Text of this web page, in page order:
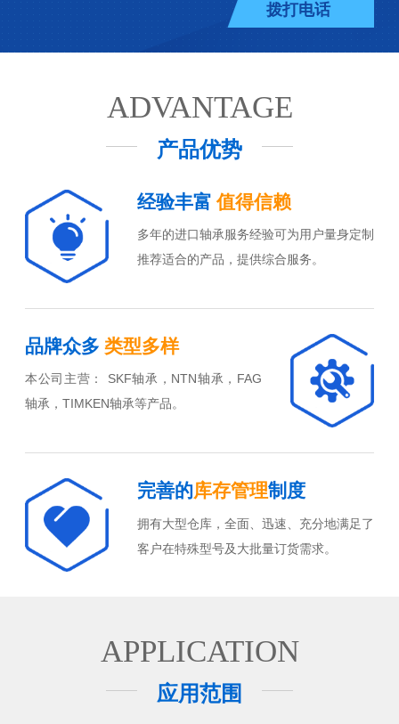
拨打电话
ADVANTAGE
产品优势
经验丰富值得信赖
多年的进口轴承服务经验可为用户量身定制
推荐适合的产品，提供综合服务。
品牌众多 类型多样
本公司主营： SKF轴承，NTN轴承，FAG
轴承，TIMKEN轴承等产品。
完善的库存管理制度
拥有大型仓库，全面、迅速、充分地满足了
客户在特殊型号及大批量订货需求。
APPLICATION
应用范围